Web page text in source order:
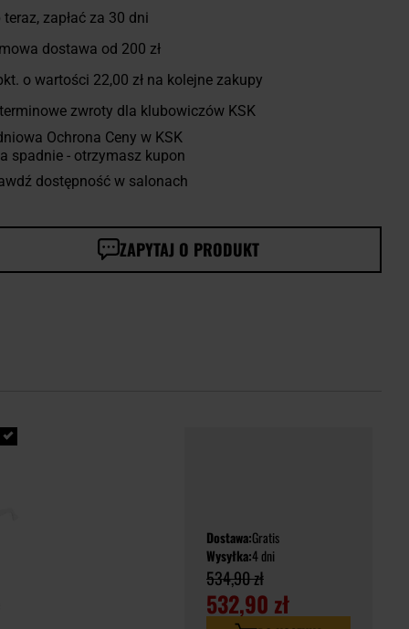
teraz, zapłać za 30 dni
dostawa od 200 zł
o wartości 22,00 złna kolejne zakupy
zwroty dla klubowiczów KSK
Ochrona Ceny w KSK
spadnie - otrzymasz kupon
dostępność w salonach
ZAPYTAJ O PRODUKT
Dostawa:Gratis
Wysyłka:4 dni
534,90 zł
532,90 zł